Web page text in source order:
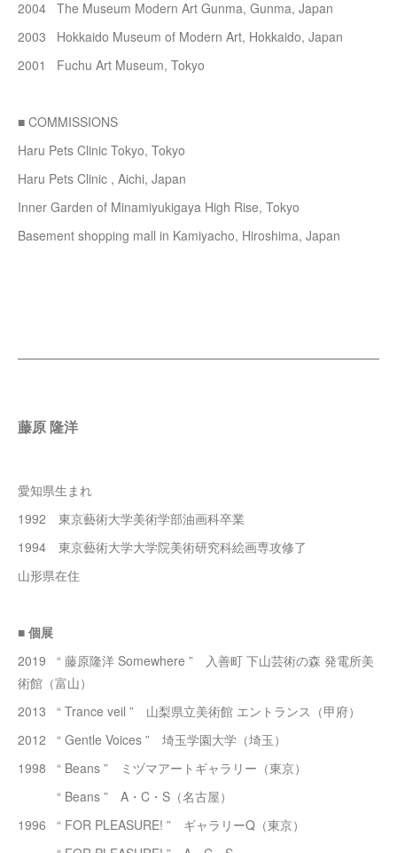
2004 The Museum Modern Art Gunma, Gunma, Japan
2003 Hokkaido Museum of Modern Art, Hokkaido, Japan
2001 Fuchu Art Museum, Tokyo
■ COMMISSIONS
Haru Pets Clinic Tokyo, Tokyo
Haru Pets Clinic , Aichi, Japan
Inner Garden of Minamiyukigaya High Rise, Tokyo
Basement shopping mall in Kamiyacho, Hiroshima, Japan
藤原 隆洋
愛知県生まれ
1992 東京藝術大学美術学部油画科卒業
1994 東京藝術大学大学院美術研究科絵画専攻修了
山形県在住
■ 個展
2019 “ 藤原隆洋 Somewhere ” 入善町 下山芸術の森 発電所美
術館（富山）
2013 “ Trance veil ” 山梨県立美術館 エントランス（甲府）
2012 “ Gentle Voices ” 埼玉学園大学（埼玉）
1998 “ Beans ” ミヅマアートギャラリー（東京）
“ Beans ” A・C・S（名古屋）
1996 “ FOR PLEASURE! ” ギャラリーQ（東京）